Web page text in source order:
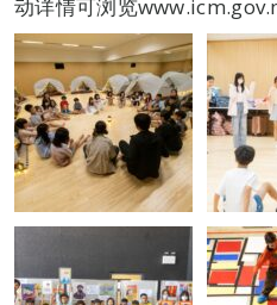
动详情可浏览